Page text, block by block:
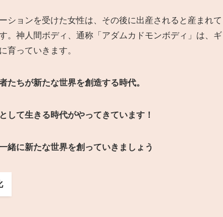
ションを受けた女性は、その後に出産されると産まれ
。神人間ボディ、通称「アダムカドモンボディ」は、
育っていきます。
たちが新たな世界を創造する時代。
して生きる時代がやってきています！
緒に新たな世界を創っていきましょう